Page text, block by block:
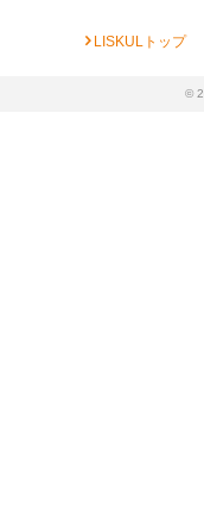
chevron_rightLISKULトップ
©